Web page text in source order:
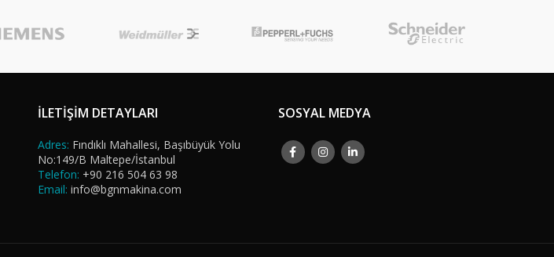
İLETİŞİM DETAYLARI
Adres: Fındıklı Mahallesi, Başıbüyük Yolu
No:149/B Maltepe/İstanbul
Telefon: +90 216 504 63 98
Email: info@bgnmakina.com
SOSYAL MEDYA